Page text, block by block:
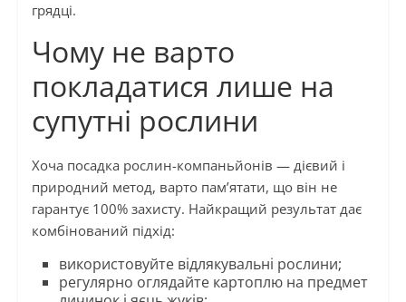
грядці.
Чому не варто
покладатися лише на
супутні рослини
Хоча посадка рослин-компаньйонів — дієвий і
природний метод, варто пам’ятати, що він не
гарантує 100% захисту. Найкращий результат дає
комбінований підхід:
використовуйте відлякувальні рослини;
регулярно оглядайте картоплю на предмет